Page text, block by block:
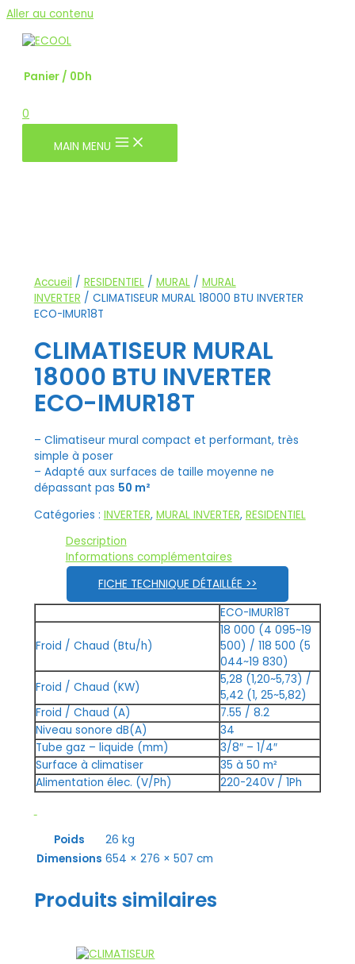
Aller au contenu
Panier / 0Dh
0
MAIN MENU
Accueil / RESIDENTIEL/ MURAL/ MURAL
INVERTER / CLIMATISEUR MURAL 18000 BTU INVERTER
ECO-IMUR18T
CLIMATISEUR MURAL
18000 BTU INVERTER
ECO-IMUR18T
– Climatiseur mural compact et performant, très
simple à poser
– Adapté aux surfaces de taille moyenne ne
dépassant pas 50 m²
Catégories : INVERTER, MURAL INVERTER, RESIDENTIEL
Description
Informations complémentaires
FICHE TECHNIQUE DÉTAILLÉE >>
ECO-IMUR18T
Froid / Chaud (Btu/h)
18 000 (4 095~19
500) / 118 500 (5
044~19 830)
Froid / Chaud (KW)
5,28 (1,20~5,73) /
5,42 (1, 25~5,82)
Froid / Chaud (A)
7.55 / 8.2
Niveau sonore dB(A)
34
Tube gaz – liquide (mm)
3/8″ – 1/4″
Surface à climatiser
35 à 50 m²
Alimentation élec. (V/Ph)
220-240V / 1Ph
Poids
26 kg
Dimensions 654 × 276 × 507 cm
Produits similaires